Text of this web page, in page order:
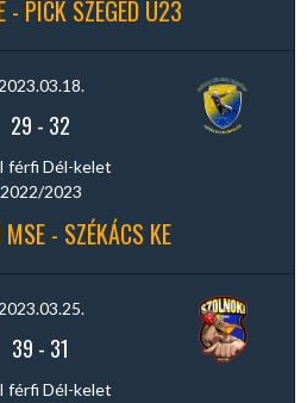
- PICK SZEGED U23
2023.03.18.
29 - 32
férfi Dél-kelet
2022/2023
MSE - SZÉKÁCS KE
2023.03.25.
39 - 31
férfi Dél-kelet